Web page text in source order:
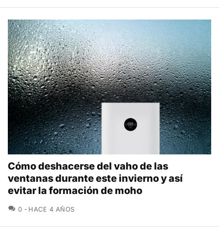
Cómo deshacerse del vaho de las
ventanas durante este invierno y así
evitar la formación de moho
0 COMENTARIOS
HACE 4 AÑOS